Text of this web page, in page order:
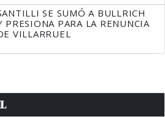
SE SUMÓ A BULLRICH
PRESIONA PARA LA RENUNCIA
VILLARRUEL